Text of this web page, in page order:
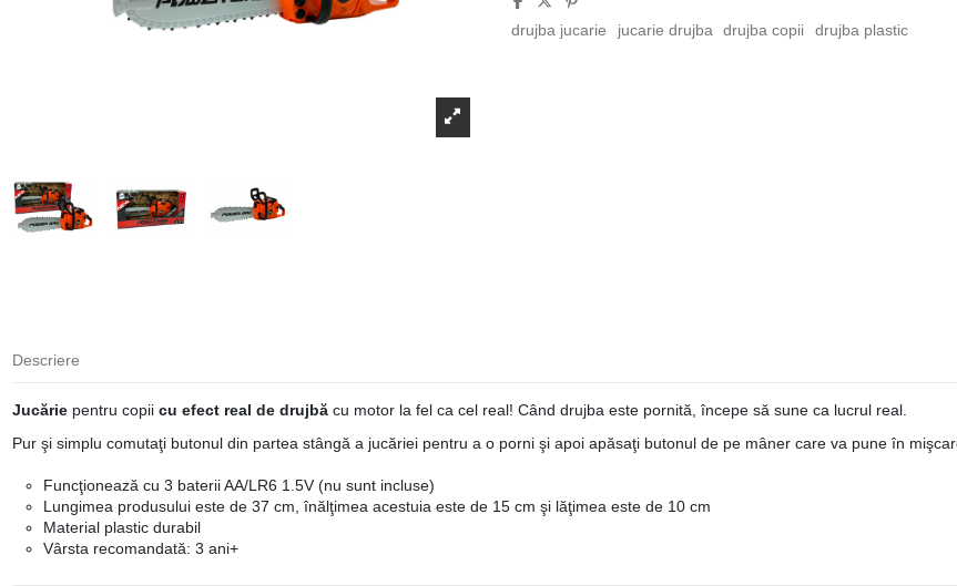
drujba jucarie jucarie drujba drujba copii drujba plastic
Descriere
Jucăriepentru copii cu efect real de drujbăcu motor la fel ca cel real! Când drujba este pornită, începe să sune ca lucrul real.
Pur şi simplu comutaţi butonul din partea stângă a jucăriei pentru a o porni şi apoi apăsaţi butonul de pe mâner care va pune în
Funcţionează cu 3 baterii AA/LR6 1.5V (nu sunt incluse)
Lungimea produsului este de 37 cm, înălţimea acestuia este de 15 cm şi lăţimea este de 10 cm
Material plastic durabil
Vârsta recomandată: 3 ani+